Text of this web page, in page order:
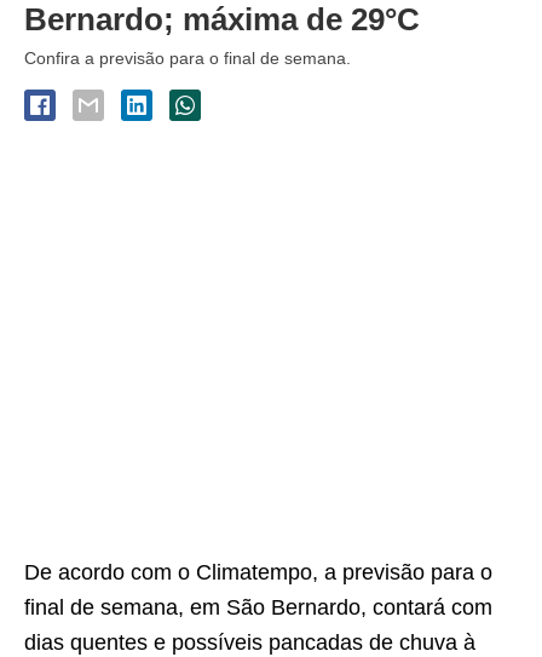
Bernardo; máxima de 29°C
Confira a previsão para o final de semana.
De acordo com o Climatempo, a previsão para o
final de semana, em São Bernardo, contará com
dias quentes e possíveis pancadas de chuva à